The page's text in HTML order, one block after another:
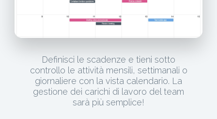
Definisci le scadenze e tieni sotto
controllo le attività mensili, settimanali o
giornaliere con la vista calendario. La
gestione dei carichi di lavoro del team
sarà più semplice!